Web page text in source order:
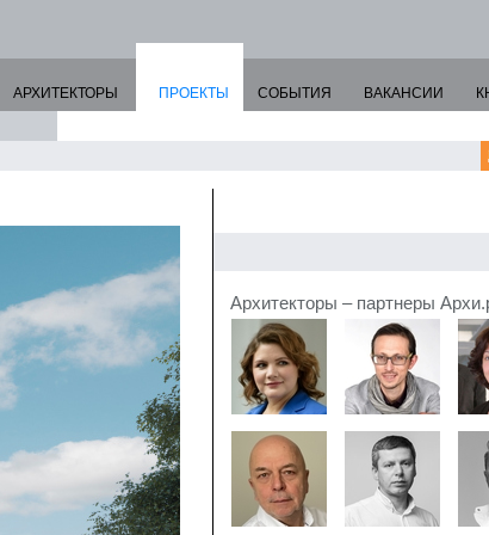
АРХИТЕКТОРЫ
ПРОЕКТЫ
СОБЫТИЯ ВАКАНСИИ
Архитекторы – партнеры